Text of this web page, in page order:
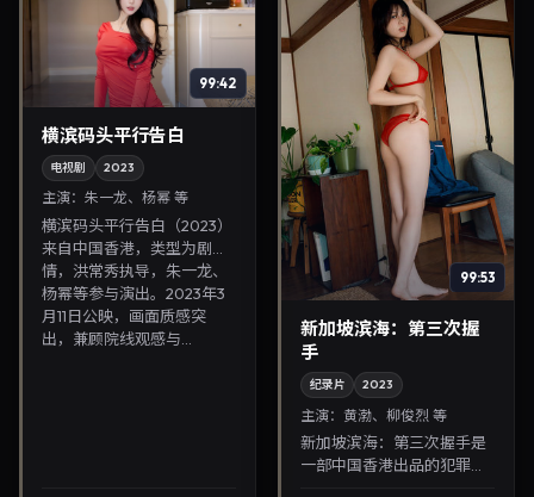
99:42
横滨码头平行告白
电视剧 2023
主演： 朱一龙、杨幂 等
横滨码头平行告白（2023）
来自中国香港，类型为剧
情，洪常秀执导，朱一龙、
杨幂等参与演出。2023年3
月11日公映，画面质感突
出，兼顾院线观感与...
99:53
新加坡滨海：第三次握
手
纪录片 2023
主演：黄渤、柳俊烈 等
新加坡滨海：第三次握手是
一部中国香港出品的犯罪纪